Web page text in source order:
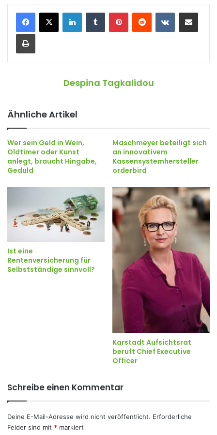
Despina Tagkalidou
Ähnliche Artikel
Wer sein Geld in Wein,
Oldtimer oder Kunst
anlegt, braucht Hingabe,
Geduld
Maschmeyer beteiligt sich
an innovativem
Kassensystemhersteller
orderbird
Ist eine
Rentenversicherung für
Selbstständige sinnvoll?
Karstadt Aufsichtsrat
beruft Chief Executive
Officer
Schreibe einen Kommentar
Deine E-Mail-Adresse wird nicht veröffentlicht. Erforderliche
Felder sind mit * markiert